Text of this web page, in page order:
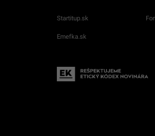
Startitup.sk
Emefka.sk